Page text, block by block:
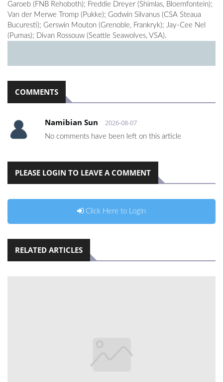
Garoeb (FNB Rehoboth); Freddie Dreyer (Shimlas, Bloemfontein);
Van der Merwe Tromp (Pukke); Godwin Silvanus (CSA Steaua
Bucuresti); Gerswin Mouton (Grenoble, Frankryk); Jay-Cee Nel
(Pumas); Divan Rossouw (Seattle Seawolves, VSA).
COMMENTS
Namibian Sun 2026-08-07
No comments have been left on this article
PLEASE LOGIN TO LEAVE A COMMENT
Click Here to Login
RELATED ARTICLES